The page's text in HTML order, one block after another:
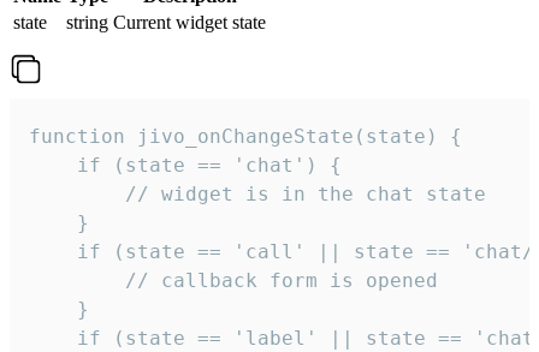
state
string Current widget state
function jivo_onChangeState(state) {
    if (state == 'chat') {
        // widget is in the chat state
    }
if (state == 'call' || state ==
        // callback form is opened
    }
if (state == 'label' || state ==